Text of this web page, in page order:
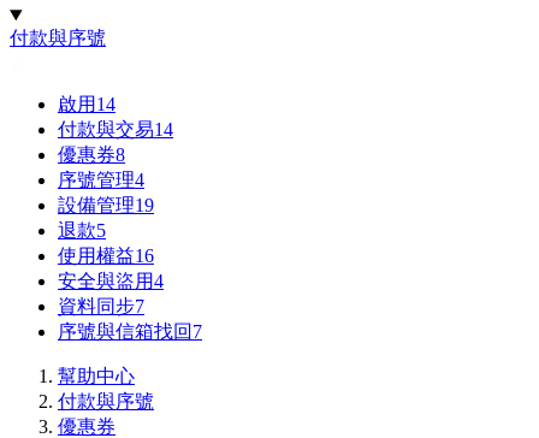
付款與序號
啟用 14
付款與交易14
優惠券8
序號管理4
設備管理19
退款5
使用權益16
安全與盜用4
資料同步7
序號與信箱找回 7
幫助中心
付款與序號
優惠券